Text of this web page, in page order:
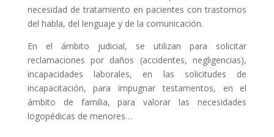
necesidad de tratamiento en pacientes con trastornos
del habla, del lenguaje y de la comunicación.
En el ámbito judicial, se utilizan para solicitar
reclamaciones por daños (accidentes, negligencias),
incapacidades laborales, en las solicitudes de
incapacitación, para impugnar testamentos, en el
ámbito de familia, para valorar las necesidades
logopédicas de menores…